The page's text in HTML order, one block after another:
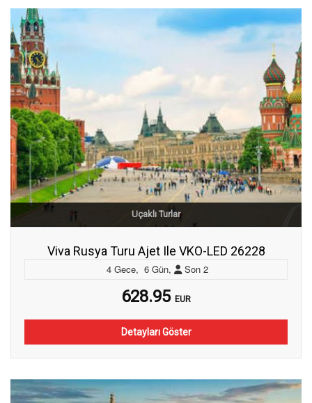
Uçaklı Turlar
Viva Rusya Turu Ajet Ile VKO-LED 26228
4 Gece, 6 Gün, Son 2
628.95 EUR
Detayları Göster